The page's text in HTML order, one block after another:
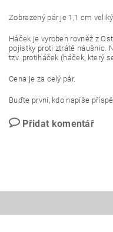
Zobrazený pár je 1,1 cm
Háček je vyroben rovněž z
pojistky proti ztrátě náušnic.
tzv. protiháček (háček, který
Cena je za celý pár.
Buďte první, kdo napíše
Přidat komentář